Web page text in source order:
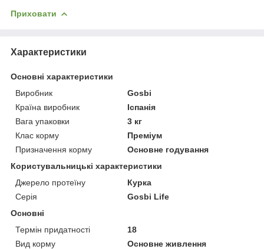
Приховати
Характеристики
Основні характеристики
Виробник
Gosbi
Країна виробник
Іспанія
Вага упаковки
3 кг
Клас корму
Преміум
Призначення корму
Основне годування
Користувальницькі характеристики
Джерело протеїну
Курка
Серія
Gosbi Life
Основні
Термін придатності
18
Вид корму
Основне живлення